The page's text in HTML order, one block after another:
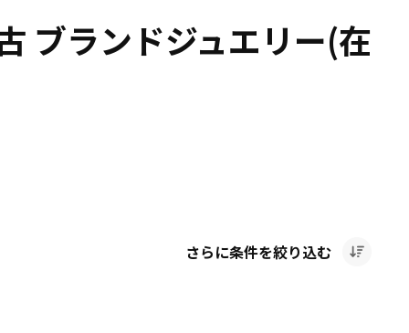
ブランドジュエリー(在
さらに条件を絞り込む